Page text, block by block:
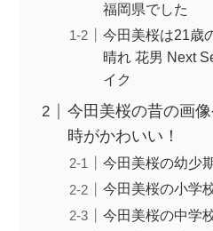
福岡県でした
今田美桜は21歳
晴れ 花男 Next
イク
今田美桜の昔の画
時がかわいい！
今田美桜の幼少
今田美桜の小学
今田美桜の中学